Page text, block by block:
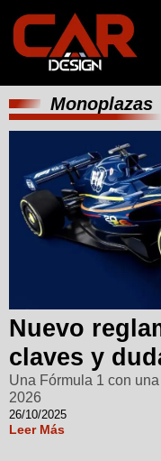
Monoplazas
Nuevo
claves y
Una Fórmula 1 con
2026
26/10/2025
Leer Más